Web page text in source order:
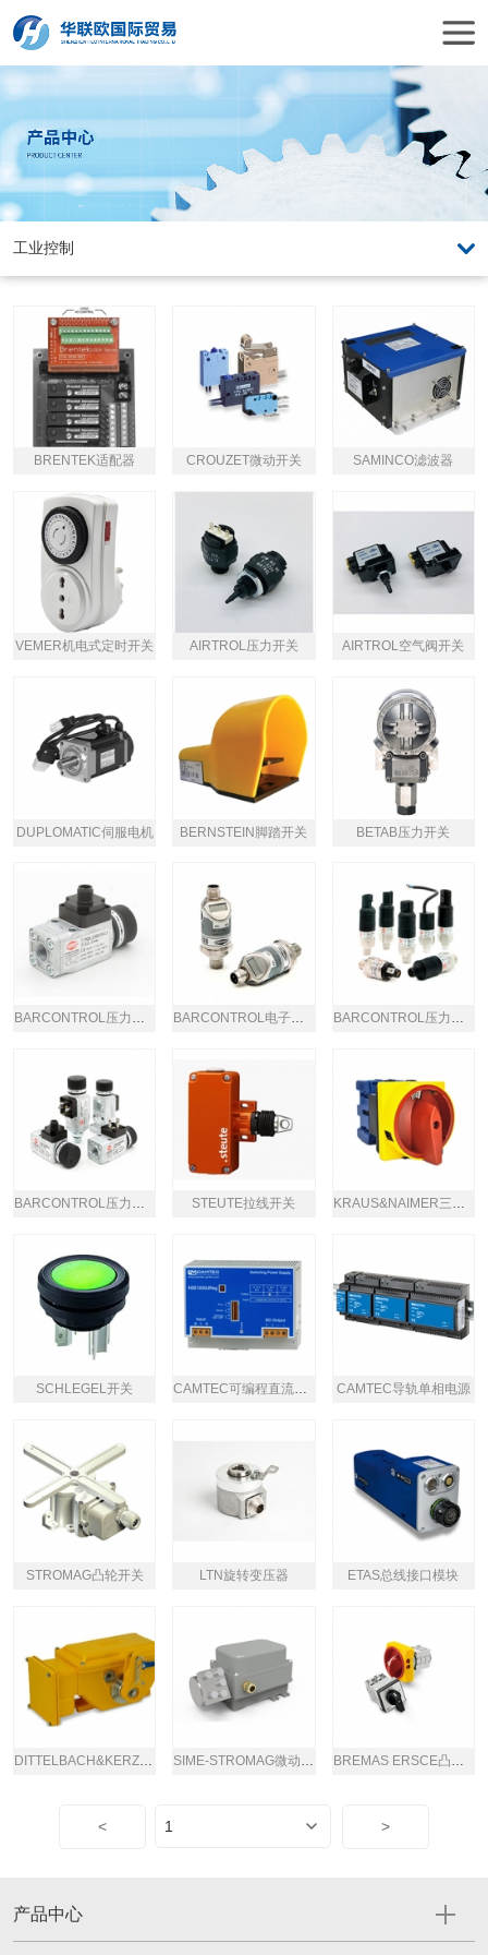
BRENTEK适配器 CROUZET微动开关 SAMINCO滤波器
VEMER机电式定时开关 AIRTROL压力开关 AIRTROL空气阀开关
DUPLOMATIC伺服电机 BERNSTEIN脚踏开关 BETAB压力开关
BARCONTROL压力开关 BARCONTROL电子压力开关 BARCONTROL压力开关
BARCONTROL压力开关 STEUTE拉线开关 KRAUS&NAIMER三相交流断路器
SCHLEGEL开关 CAMTEC可编程直流实验室电源 CAMTEC导轨单相电源
STROMAG凸轮开关 LTN旋转变压器 ETAS总线接口模块
DITTELBACH&KERZLER拉绳开关 SIME-STROMAG微动开关 BREMAS ERSCE凸轮开关
< >
产品中心